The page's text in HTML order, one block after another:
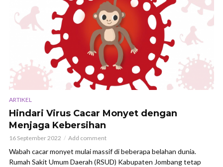
ARTIKEL
Hindari Virus Cacar Monyet dengan
Menjaga Kebersihan
16 September 2022 Add comment
Wabah cacar monyet mulai massif di beberapa belahan dunia.
Rumah Sakit Umum Daerah (RSUD) Kabupaten Jombang tetap